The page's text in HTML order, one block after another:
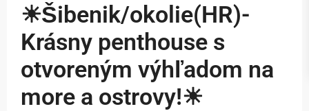
☀Šibenik/okolie(HR)-
Krásny penthouse s
otvoreným výhľadom na
more a ostrovy!☀